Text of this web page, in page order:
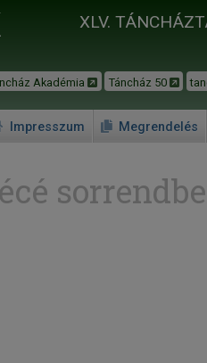
XLV.
Akadémia Táncház 50
Impresszum Megrendelés